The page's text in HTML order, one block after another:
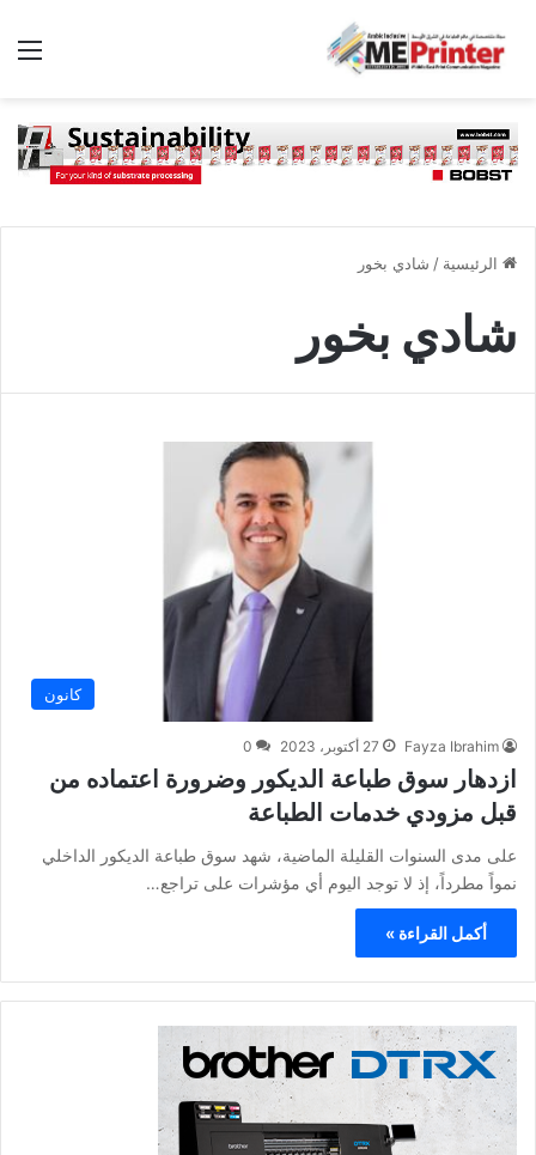
الرئيسية / شادي بخور
شادي بخور
كانون
Fayza Ibrahim 27 أكتوبر، 2023 0
ازدهار سوق طباعة الديكور وضرورة اعتماده من
قبل مزودي خدمات الطباعة
على مدى السنوات القليلة الماضية، شهد سوق طباعة الديكور الداخلي
نمواً مطرداً، إذ لا توجد اليوم أي مؤشرات على تراجع…
أكمل القراءة »